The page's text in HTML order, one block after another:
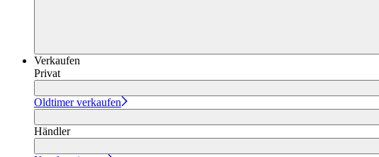
Verkaufen
Privat
Oldtimer verkaufen
Händler